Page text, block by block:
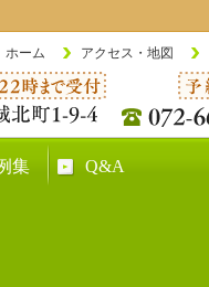
ホーム アクセス・地図
集 Q&A